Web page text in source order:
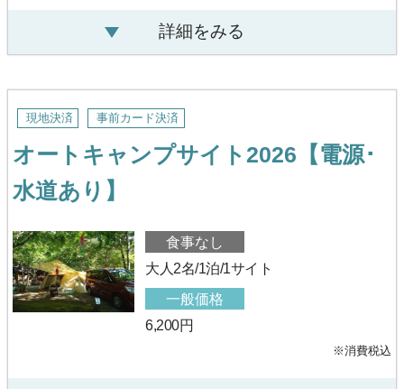
詳細をみる
現地決済 事前カード決済
オートキャンプサイト2026【電源･
水道あり】
食事なし
大人2名/1泊/1サイト
一般価格
6,200円
※消費税込